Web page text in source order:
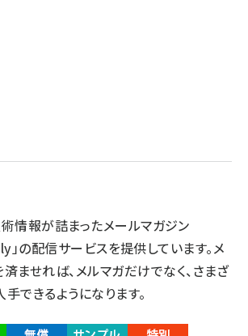
情報が詰まったメールマガジン
の配信サービスを提供しています。メ
ませれば、メルマガだけでなく、さまざ
できるようになります。